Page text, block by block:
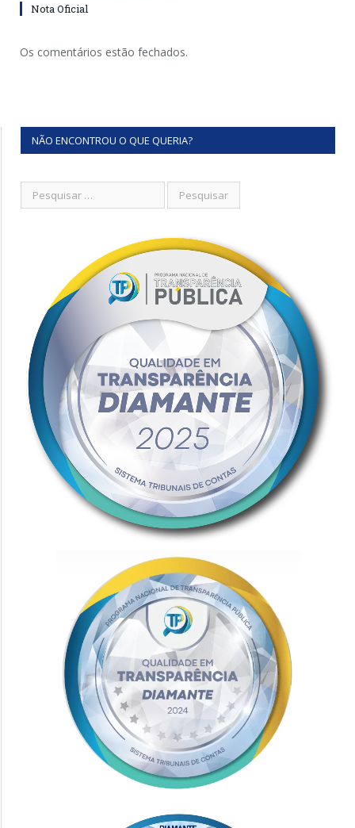
Nota Oficial
Os comentários estão fechados.
NÃO ENCONTROU O QUE QUERIA?